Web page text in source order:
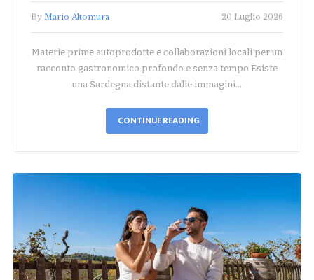
By Mario Altomura 20 Luglio 2026
Materie prime autoprodotte e collaborazioni locali per un
racconto gastronomico profondo e senza tempo Esiste
una Sardegna distante dalle immagini…
CONTINUE READING